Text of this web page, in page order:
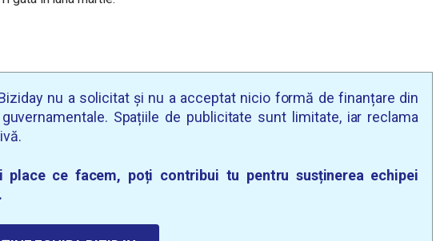
nu a solicitat și nu a acceptat nicio formă de finanțare din
Spațiile de publicitate sunt limitate, iar reclama
place ce facem, poți contribui tu pentru susținerea echipei